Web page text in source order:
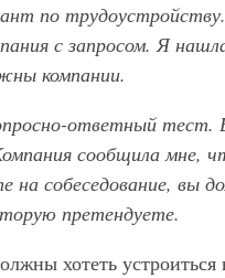
по
с запросом. Я
компании.
ответный тест.
сообщила мне,
на собеседование, вы
претендуете.
хотеть